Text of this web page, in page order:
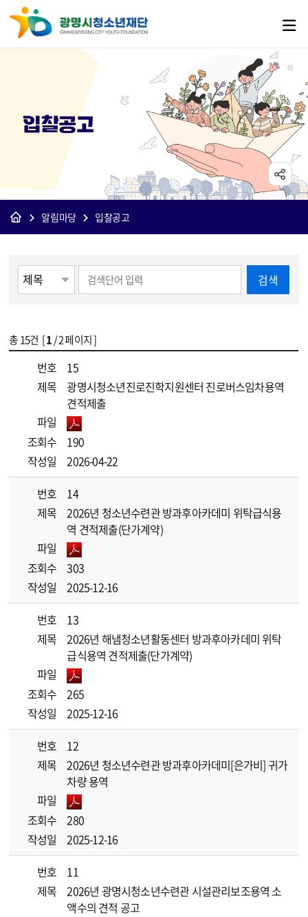
입찰공고
알림마당 입찰공고
검색
총15건 [1/ 2 페이지 ]
번호
15
제목
광명시청소년진로진학지원센터 진로버스임차용역
견적제출
파일
조회수
190
작성일
2026-04-22
번호
14
제목
2026년 청소년수련관 방과후아카데미 위탁급식용
역 견적제출(단가계약)
파일
조회수
303
작성일
2025-12-16
번호
13
제목
2026년 해냄청소년활동센터 방과후아카데미 위탁
급식용역 견적제출(단가계약)
파일
조회수
265
작성일
2025-12-16
번호
12
제목
2026년 청소년수련관 방과후아카데미[은가비] 귀가
차량 용역
파일
조회수
280
작성일
2025-12-16
번호
11
제목
2026년 광명시청소년수련관 시설관리보조용역 소
액수의 견적 공고